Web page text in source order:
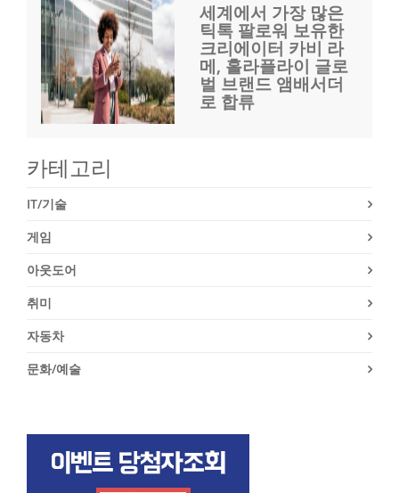
세계에서 가장 많은
틱톡 팔로워 보유한
크리에이터 카비 라
메, 홀라플라이 글로
벌 브랜드 앰배서더
로 합류
카테고리
IT/기술
게임
아웃도어
취미
자동차
문화/예술